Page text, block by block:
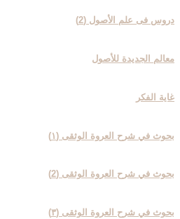
دروس فی علم الأصول (2)
معالم الجدیدة للأصول
غایة الفکر
بحوث في شرح العروة الوثقی (۱)
بحوث في شرح العروة الوثقی (2)
بحوث في شرح العروة الوثقی (۳)